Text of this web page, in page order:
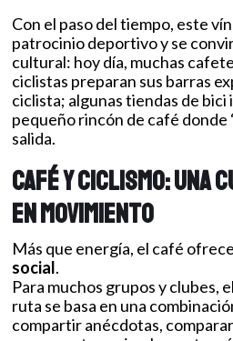
Con el paso del tiempo, este
patrocinio deportivo y se
cultural: hoy día, muchas
ciclistas preparan sus barras
ciclista; algunas tiendas de
pequeño rincón de café donde
salida.
Café y ciclismo:
en movimiento
Más que energía, el café ofrece
social.
Para muchos grupos y clubes,
ruta se basa en una
compartir anécdotas,